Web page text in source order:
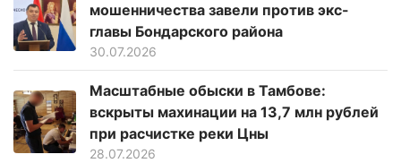
мошенничества завели против экс-
главы Бондарского района
30.07.2026
Масштабные обыски в Тамбове:
вскрыты махинации на 13,7 млн рублей
при расчистке реки Цны
28.07.2026